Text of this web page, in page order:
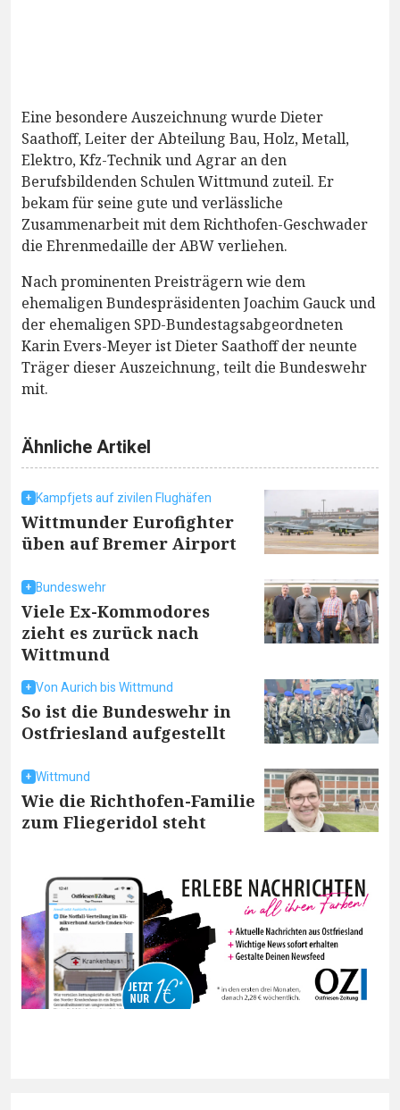
Eine besondere Auszeichnung wurde Dieter
Saathoff, Leiter der Abteilung Bau, Holz, Metall,
Elektro, Kfz-Technik und Agrar an den
Berufsbildenden Schulen Wittmund zuteil. Er
bekam für seine gute und verlässliche
Zusammenarbeit mit dem Richthofen-Geschwader
die Ehrenmedaille der ABW verliehen.
Nach prominenten Preisträgern wie dem
ehemaligen Bundespräsidenten Joachim Gauck und
der ehemaligen SPD-Bundestagsabgeordneten
Karin Evers-Meyer ist Dieter Saathoff der neunte
Träger dieser Auszeichnung, teilt die Bundeswehr
mit.
Ähnliche Artikel
Kampfjets auf zivilen Flughäfen
Wittmunder Eurofighter
üben auf Bremer Airport
Bundeswehr
Viele Ex-Kommodores
zieht es zurück nach
Wittmund
Von Aurich bis Wittmund
So ist die Bundeswehr in
Ostfriesland aufgestellt
Wittmund
Wie die Richthofen-Familie
zum Fliegeridol steht